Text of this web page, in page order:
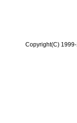
Copyright(C)